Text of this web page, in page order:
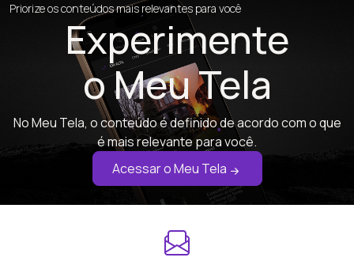
Priorize os conteúdos mais relevantes para você
Experimente
o Meu Tela
No Meu Tela, o conteúdo é definido de acordo com o que
é mais relevante para você.
Acessar o Meu Tela